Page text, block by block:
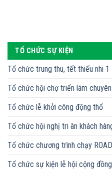
TỔ CHỨC SỰ KIỆN
Tổ chức trung thu, tết thiếu nhi
Tổ chức hội chợ triển lãm
Tổ chức lễ khởi công động thổ
Tổ chức hội nghị tri ân khách
Tổ chức chương trình chạy
Tổ chức sự kiện lễ hội cộng đồng